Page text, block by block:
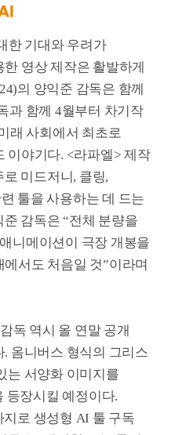
감을 얻어 영화적
하는
니 더 적극적으로